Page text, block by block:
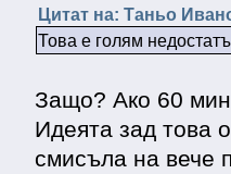
Цитат на: Таньо
Това е голям
Защо? Ако 60
Идеята зад това
смисъла на вече